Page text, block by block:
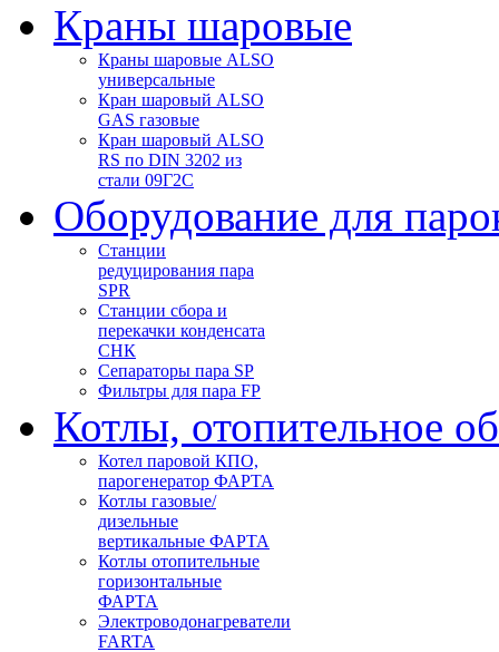
Краны шаровые
Краны шаровые ALSO
универсальные
Кран шаровый ALSO
GAS газовые
Кран шаровый ALSO
RS по DIN 3202 из
стали 09Г2С
Оборудование для
Станции
редуцирования пара
SPR
Станции сбора и
перекачки конденсата
СНК
Сепараторы пара SP
Фильтры для пара FP
Котлы, отопительное
Котел паровой КПО,
парогенератор ФАРТА
Котлы газовые/
дизельные
вертикальные ФАРТА
Котлы отопительные
горизонтальные
ФАРТА
Электроводонагреватели
FARTA